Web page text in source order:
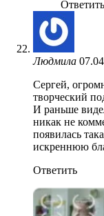
Ответить
Людмила
Сергей,
творческий
И раньше
никак не
появилась
искреннюю
Ответить